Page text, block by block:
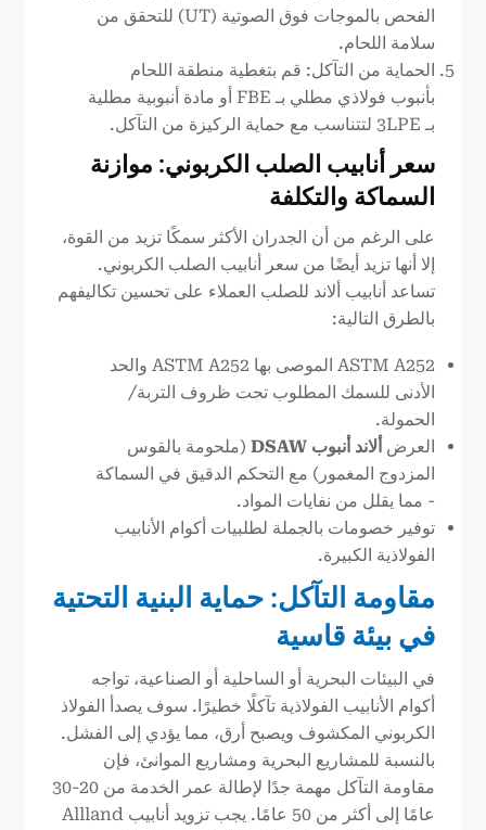
الفحص بالموجات فوق الصوتية (UT) للتحقق من
سلامة اللحام.
الحماية من التآكل: قم بتغطية منطقة اللحام
بأنبوب فولاذي مطلي بـ FBE أو مادة أنبوبية مطلية
بـ 3LPE لتتناسب مع حماية الركيزة من التآكل.
سعر أنابيب الصلب الكربوني: موازنة
السماكة والتكلفة
على الرغم من أن الجدران الأكثر سمكًا تزيد من القوة،
إلا أنها تزيد أيضًا من سعر أنابيب الصلب الكربوني.
تساعد أنابيب ألاند للصلب العملاء على تحسين تكاليفهم
بالطرق التالية:
ASTM A252 الموصى بها ASTM A252 والحد
الأدنى للسمك المطلوب تحت ظروف التربة/
الحمولة.
العرض ألاند أنبوب DSAW
(ملحومة بالقوس
المزدوج المغمور) مع التحكم الدقيق في السماكة
- مما يقلل من نفايات المواد.
توفير خصومات بالجملة لطلبيات أكوام الأنابيب
الفولاذية الكبيرة.
مقاومة التآكل: حماية البنية التحتية
في بيئة قاسية
في البيئات البحرية أو الساحلية أو الصناعية، تواجه
أكوام الأنابيب الفولاذية تآكلًا خطيرًا. سوف يصدأ الفولاذ
الكربوني المكشوف ويصبح أرق، مما يؤدي إلى الفشل.
بالنسبة للمشاريع البحرية ومشاريع الموانئ، فإن
مقاومة التآكل مهمة جدًا لإطالة عمر الخدمة من 20-30
عامًا إلى أكثر من 50 عامًا. يجب تزويد أنابيب Allland